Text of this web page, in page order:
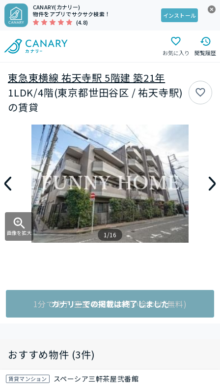
CANARY(カナリー)
物件をアプリでサクサク検索！
(4.8)
インストール
お気に入り 閲覧履歴
東急東横線 祐天寺駅 5階建 築21年
1LDK/4階(東京都世田谷区 / 祐天寺駅)
の賃貸
画像を拡大 1/16
1分で完了!空室状況をお問い合わせ(無料)
カナリーでの掲載は終了しました
おすすめ物件 (3件)
賃貸マンション スペーシア三軒茶屋弐番館